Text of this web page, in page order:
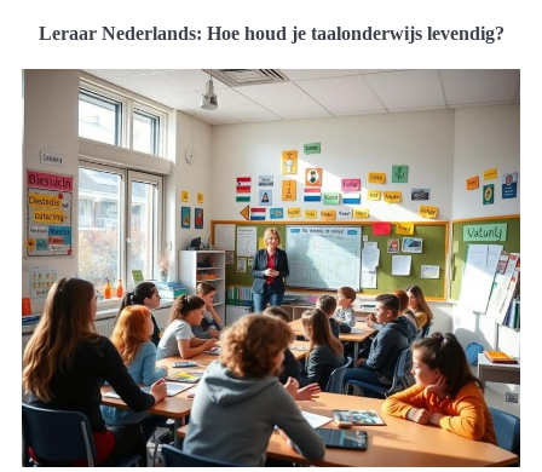
Leraar Nederlands: Hoe houd je taalonderwijs levendig?